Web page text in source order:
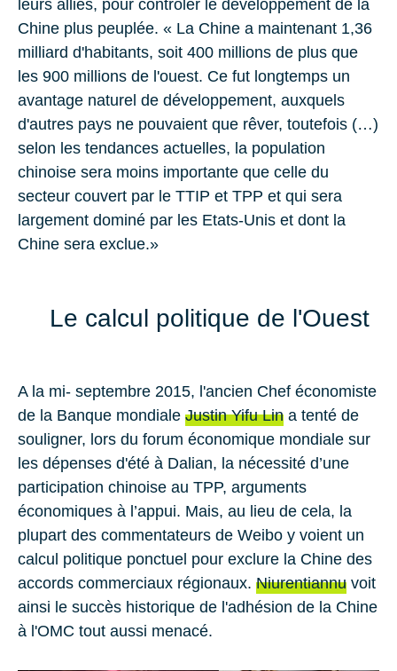
leurs alliés, pour contrôler le développement de la
Chine plus peuplée. « La Chine a maintenant 1,36
milliard d'habitants, soit 400 millions de plus que
les 900 millions de l'ouest. Ce fut longtemps un
avantage naturel de développement, auxquels
d'autres pays ne pouvaient que rêver, toutefois (…)
selon les tendances actuelles, la population
chinoise sera moins importante que celle du
secteur couvert par le TTIP et TPP et qui sera
largement dominé par les Etats-Unis et dont la
Chine sera exclue.»
Le calcul politique de l'Ouest
A la mi- septembre 2015, l'ancien Chef économiste
de la Banque mondiale Justin Yifu Lin a tenté de
souligner, lors du forum économique mondiale sur
les dépenses d'été à Dalian, la nécessité d’une
participation chinoise au TPP, arguments
économiques à l’appui. Mais, au lieu de cela, la
plupart des commentateurs de Weibo y voient un
calcul politique ponctuel pour exclure la Chine des
accords commerciaux régionaux. Niurentiannu voit
ainsi le succès historique de l'adhésion de la Chine
à l'OMC tout aussi menacé.